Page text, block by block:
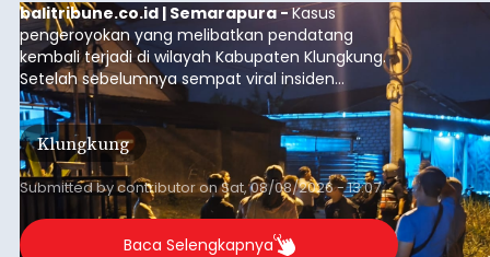
balitribune.co.id | Semarapura -Kasus
pengeroyokan yang melibatkan pendatang
kembali terjadi di wilayah Kabupaten Klungkung.
Setelah sebelumnya sempat viral insiden
keributan di barat Pasar Galiran, peristiwa serupa
kini menimpa seorang pemuda asal Kabupaten
Sumba Barat Daya (SBD), Nusa Tenggara Timur
(NTT).
Klungkung
Submitted bycontributoronSat, 08/08/2026 - 13:07
Baca Selengkapnya